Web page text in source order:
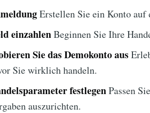
Erstellen Sie ein Konto
einzahlenBeginnen Sie Ihre
Sie das Demokonto aus
Sie wirklich handeln.
festlegenPassen
auszurichten.